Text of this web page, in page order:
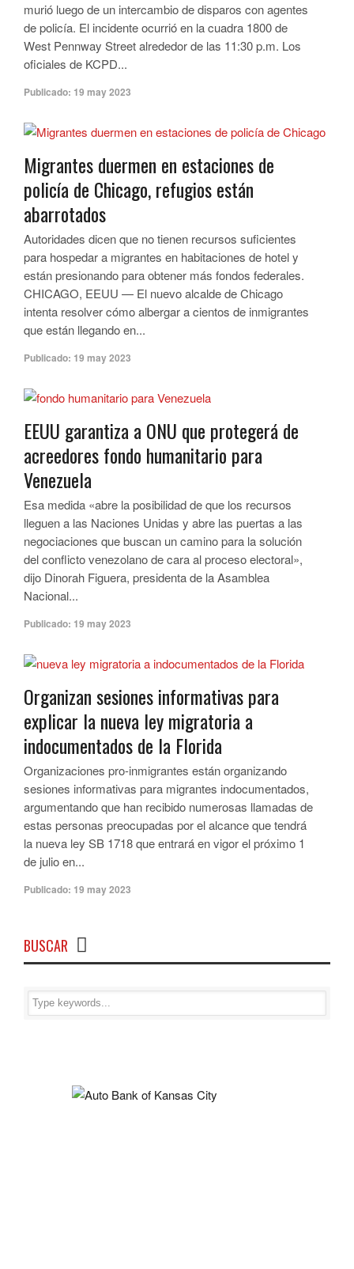
murió luego de un intercambio de disparos con agentes
de policía. El incidente ocurrió en la cuadra 1800 de
West Pennway Street alrededor de las 11:30 p.m. Los
oficiales de KCPD...
Publicado: 19 may 2023
Migrantes duermen en estaciones de
policía de Chicago, refugios están
abarrotados
Autoridades dicen que no tienen recursos suficientes
para hospedar a migrantes en habitaciones de hotel y
están presionando para obtener más fondos federales.
CHICAGO, EEUU — El nuevo alcalde de Chicago
intenta resolver cómo albergar a cientos de inmigrantes
que están llegando en...
Publicado: 19 may 2023
EEUU garantiza a ONU que protegerá de
acreedores fondo humanitario para
Venezuela
Esa medida «abre la posibilidad de que los recursos
lleguen a las Naciones Unidas y abre las puertas a las
negociaciones que buscan un camino para la solución
del conflicto venezolano de cara al proceso electoral»,
dijo Dinorah Figuera, presidenta de la Asamblea
Nacional...
Publicado: 19 may 2023
Organizan sesiones informativas para
explicar la nueva ley migratoria a
indocumentados de la Florida
Organizaciones pro-inmigrantes están organizando
sesiones informativas para migrantes indocumentados,
argumentando que han recibido numerosas llamadas de
estas personas preocupadas por el alcance que tendrá
la nueva ley SB 1718 que entrará en vigor el próximo 1
de julio en...
Publicado: 19 may 2023
BUSCAR